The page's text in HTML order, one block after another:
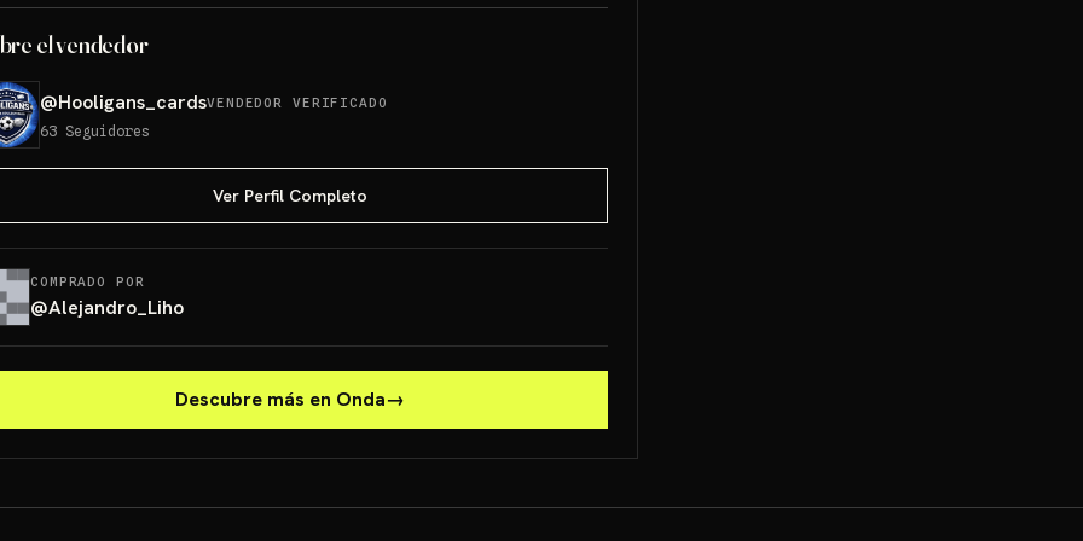
el vendedor
@Hooligans_cardsVENDEDOR VERIFICADO
63 Seguidores
Ver Perfil Completo
COMPRADO POR
@Alejandro_Liho
Descubre más en Onda→